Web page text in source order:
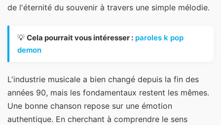
de l'éternité du souvenir à travers une simple mélodie.
💡 Cela pourrait vous intéresser : paroles k pop
demon
L'industrie musicale a bien changé depuis la fin des
années 90, mais les fondamentaux restent les mêmes.
Une bonne chanson repose sur une émotion
authentique. En cherchant à comprendre le sens